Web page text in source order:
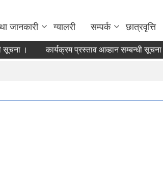
जानकारी ग्यालरी सम्पर्क छात्रवृत्ति
। कार्यक्रम प्रस्ताव आव्हान सम्बन्धी सूचना ।